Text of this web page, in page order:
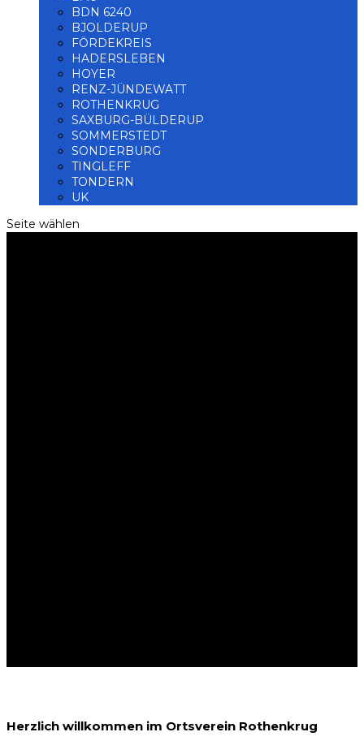
BDN 6240
BJOLDERUP
FÖRDEKREIS
HADERSLEBEN
HOYER
RENZ-JÜNDEWATT
ROTHENKRUG
SAXBURG-BÜLDERUP
SOMMERSTEDT
SONDERBURG
TINGLEFF
TONDERN
UK
Seite wählen
Herzlich willkommen im Ortsverein Rothenkrug